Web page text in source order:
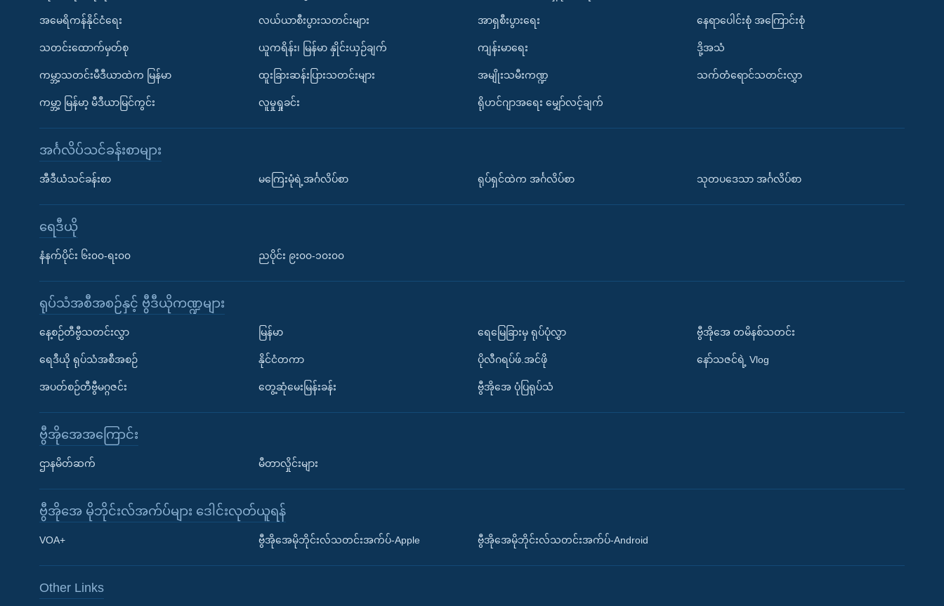
Learning English
အမေရိကန်နိုင်ငံရေး
သတင်းထောက်မှတ်စု
ကမ္ဘာ့သတင်းမီဒီယာထဲက မြန်မာ
ကမ္ဘာ့ မြန်မာ့ မီဒီယာမြင်ကွင်း
လယ်ယာစီးပွားသတင်းများ
ယူကရိန်း၊ မြန်မာ နှိုင်းယှဉ်ချက်
ထူးခြားဆန်းပြားသတင်းများ
လူမှုရှုခင်း
အာရှစီးပွားရေး
ကျန်းမာရေး
အမျိုးသမီးကဏ္ဍ
ရိုဟင်ဂျာအရေး မျှော်လင့်ချက်
နေရာပေါင်းစုံ အကြောင်းစုံ
ဒို့အသံ
သက်တံရောင်သတင်းလွှာ
အင်္ဂလိပ်သင်ခန်းစာများ
အီဒီယံသင်ခန်းစာ မကြေးမုံရဲ့အင်္ဂလိပ်စာ ရုပ်ရှင်ထဲက အင်္ဂလိပ်စာ သုတပဒေသာ အင်္ဂလိပ်စာ
ရေဒီယို
နံနက်ပိုင်း ၆း၀၀-ရး၀၀ ညပိုင်း ၉း၀၀-၁၀း၀၀
ရုပ်သံအစီအစဉ်နှင့် ဗွီဒီယိုကဏ္ဍများ
နေ့စဉ်တီဗွီသတင်းလွှာ
ရေဒီယို ရုပ်သံအစီအစဉ်
အပတ်စဉ်တီဗွီမဂ္ဂဇင်း
မြန်မာ
နိုင်ငံတကာ
တွေ့ဆုံမေးမြန်းခန်း
ရေမြေခြားမှ ရုပ်ပုံလွှာ
ပိုလီဂရပ်ဖ်.အင်ဖို
ဗွီအိုအေ ပုံပြရုပ်သံ
ဗွီအိုအေ တမိနစ်သတင်း
နော်သဇင်ရဲ့ Vlog
ဗွီအိုအေအကြောင်း
ဌာနမိတ်ဆက် မီတာလှိုင်းများ
ဗွီအိုအေ မိုဘိုင်းလ်အက်ပ်များ ဒေါင်းလုတ်ယူရန်
VOA+ ဗွီအိုအေမိုဘိုင်းလ်သတင်းအက်ပ်-Apple ဗွီအိုအေမိုဘိုင်းလ်သတင်းအက်ပ်-Android
Other Links